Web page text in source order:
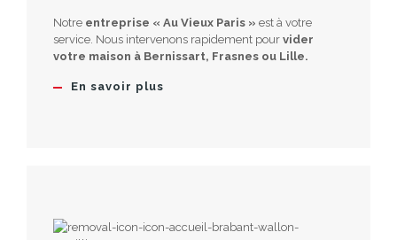
Notre entreprise « Au Vieux Paris » est à votre
service. Nous intervenons rapidement pour vider
votre maison à Bernissart, Frasnes ou Lille.
En savoir plus